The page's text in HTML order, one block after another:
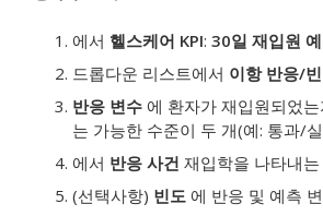
에서 헬스케어 KPI: 30일 재입원
드롭다운 리스트에서 이항 반응/
반응 변수 에 환자가 재입원되었
는 가능한 수준이 두 개(예: 통과/
에서 반응 사건 재입학을 나타내는
(선택사항) 빈도 에 반응 및 예측